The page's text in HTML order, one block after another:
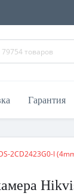
Гарантия
2CD2423G0-I